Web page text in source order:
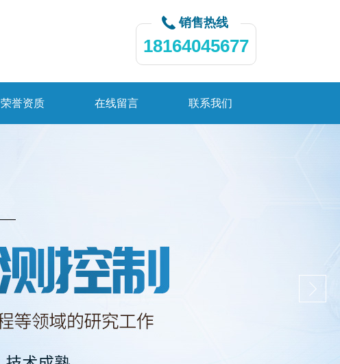
销售热线
18164045677
荣誉资质 在线留言 联系我们